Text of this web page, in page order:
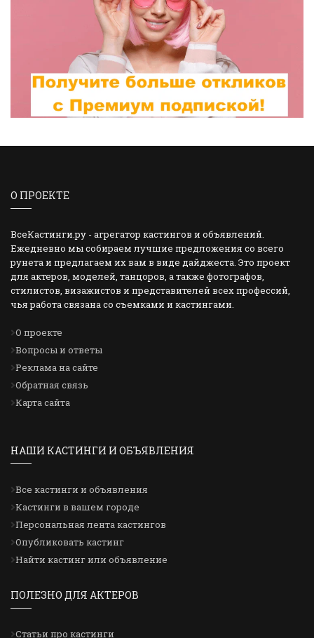
О ПРОЕКТЕ
ВсеКастинги.ру - агрегатор кастингов и объявлений.
Ежедневно мы собираем лучшие предложения со всего
рунета и предлагаем их вам в виде дайджеста. Это проект
для актеров, моделей, танцоров, а также фотографов,
стилистов, визажистов и представителей всех профессий,
чья работа связана со съемками и кастингами.
О проекте
Вопросы и ответы
Реклама на сайте
Обратная связь
Карта сайта
НАШИ КАСТИНГИ И ОБЪЯВЛЕНИЯ
Все кастинги и объявления
Кастинги в вашем городе
Персональная лента кастингов
Опубликовать кастинг
Найти кастинг или объявление
ПОЛЕЗНО ДЛЯ АКТЕРОВ
Статьи про кастинги